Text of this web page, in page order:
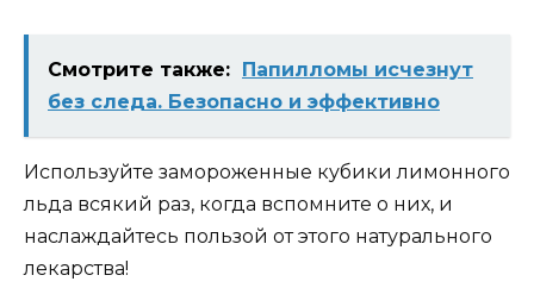
Смотрите также: Папилломы исчезнут
без следа. Безопасно и эффективно
Используйте замороженные кубики лимонного
льда всякий раз, когда вспомните о них, и
наслаждайтесь пользой от этого натурального
лекарства!